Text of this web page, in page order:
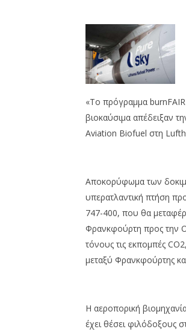
«Το πρόγραμμα
βιοκαύσιμα απέδειξαν
Aviation Biofuel στη
Αποκορύφωμα των
υπερατλαντική πτήση
747-400, που θα
Φρανκφούρτη προς την
τόνους τις εκπομπές
μεταξύ Φρανκφούρτης
Η αεροπορική
έχει θέσει φιλόδοξους